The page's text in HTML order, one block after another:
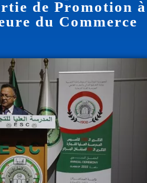
de Promotion à
du Commerce